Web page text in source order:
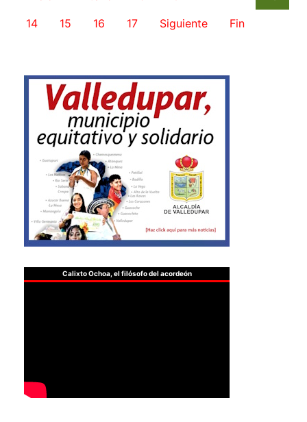
14
15 16 17 Siguiente Fin
Calixto Ochoa, el filósofo del acordeón